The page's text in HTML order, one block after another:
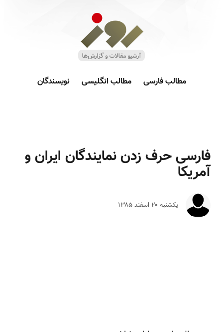
مطالب فارسی مطالب انگلیسی نویسندگان
فارسی حرف زدن نمایندگان ایران و
آمریکا
یکشنبه ۲۰ اسفند ۱۳۸۵